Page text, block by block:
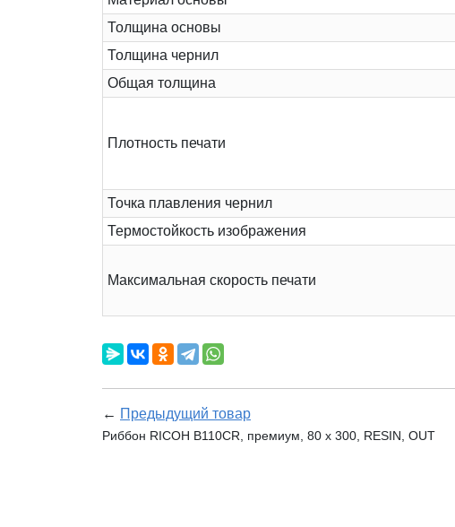
Толщина основы
Толщина чернил
Общая толщина
Плотность печати
Точка плавления чернил
Термостойкость изображения
Максимальная скорость печати
← Предыдущий товар
Риббон RICOH B110CR, премиум, 80 х 300, RESIN, OUT